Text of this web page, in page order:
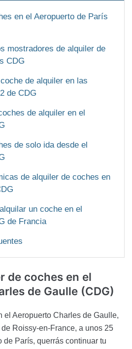
en el Aeropuerto de París
mostradores de alquiler de
CDG
de alquiler en las
de CDG
de alquiler en el
de solo ida desde el
de alquiler de coches en
un coche en el
de Francia
de coches en el
de Gaulle (CDG)
el Aeropuerto Charles de Gaulle,
Roissy-en-France, a unos 25
de París, querrás continuar tu